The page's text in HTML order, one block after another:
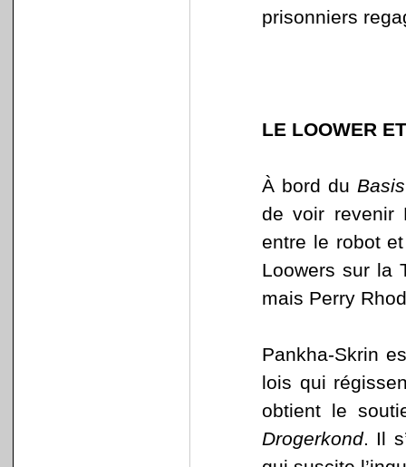
prisonniers
LE LOOWER
À bord du Basis
de voir revenir
entre le robot
Loowers sur la
mais Perry
Pankha-Skrin
lois qui
obtient le
Drogerkond. Il